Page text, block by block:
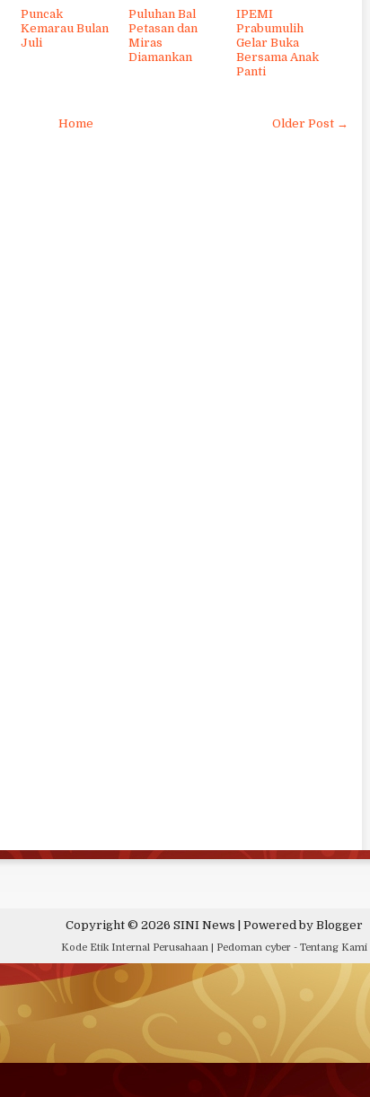
Puncak
Kemarau Bulan
Juli
Puluhan Bal
Petasan dan
Miras
Diamankan
IPEMI
Prabumulih
Gelar Buka
Bersama Anak
Panti
Older Post →
Home
Copyright © 2026 SINI News | Powered by Blogger
Kode Etik Internal Perusahaan| Pedoman cyber- Tentang Kami